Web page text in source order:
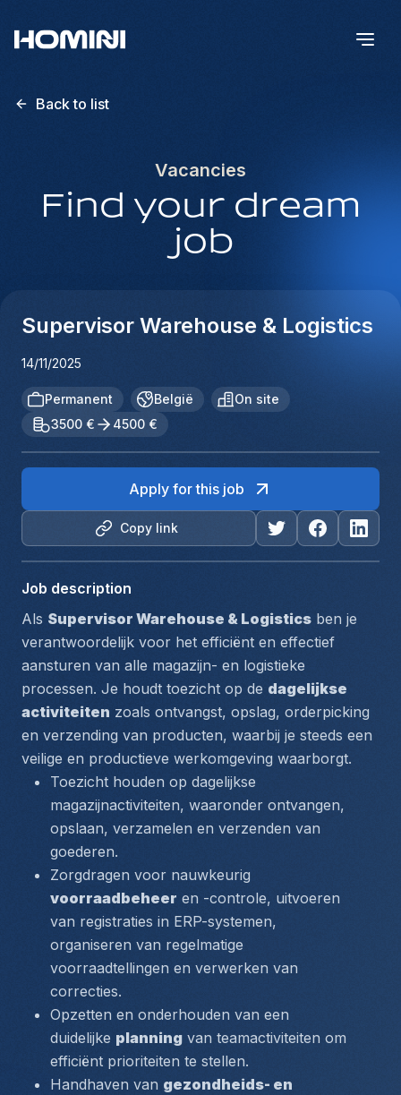
Back to list
Vacancies
Find your dream
job
Supervisor Warehouse & Logistics
14/11/2025
Permanent België
On site
3500 €
4500 €
Copy link
Apply for this job
Job description
Als Supervisor Warehouse & Logistics ben je
verantwoordelijk voor het efficiënt en effectief
aansturen van alle magazijn- en logistieke
processen. Je houdt toezicht op de dagelijkse
activiteiten zoals ontvangst, opslag, orderpicking
en verzending van producten, waarbij je steeds een
veilige en productieve werkomgeving waarborgt.
Toezicht houden op dagelijkse
magazijnactiviteiten, waaronder ontvangen,
opslaan, verzamelen en verzenden van
goederen.
voorraadbeheer en -controle, uitvoeren
van registraties in ERP-systemen,
organiseren van regelmatige
voorraadtellingen en verwerken van
correcties.
Opzetten en onderhouden van een
duidelijke planning van teamactiviteiten om
efficiënt prioriteiten te stellen.
Handhaven van gezondheids- en